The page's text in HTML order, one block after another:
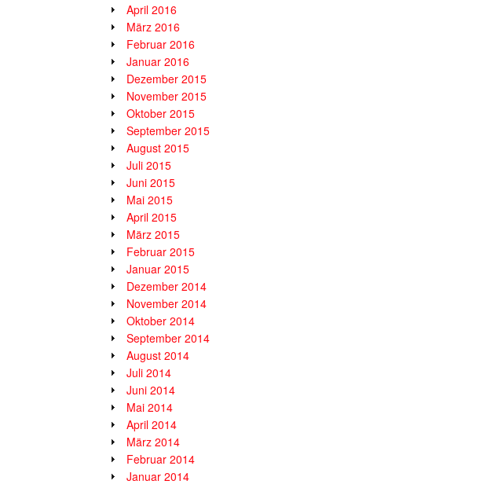
April 2016
März 2016
Februar 2016
Januar 2016
Dezember 2015
November 2015
Oktober 2015
September 2015
August 2015
Juli 2015
Juni 2015
Mai 2015
April 2015
März 2015
Februar 2015
Januar 2015
Dezember 2014
November 2014
Oktober 2014
September 2014
August 2014
Juli 2014
Juni 2014
Mai 2014
April 2014
März 2014
Februar 2014
Januar 2014